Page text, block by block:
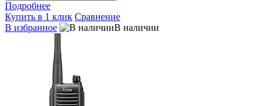
Подробнее
Купить в 1 клик Сравнение
В избранное
В наличии